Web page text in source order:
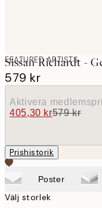
FEATURED ARTISTS
Sissan Richardt -
579 kr
Aktivera
405,30 kr579 kr
Prishistorik
Poster
Välj storlek